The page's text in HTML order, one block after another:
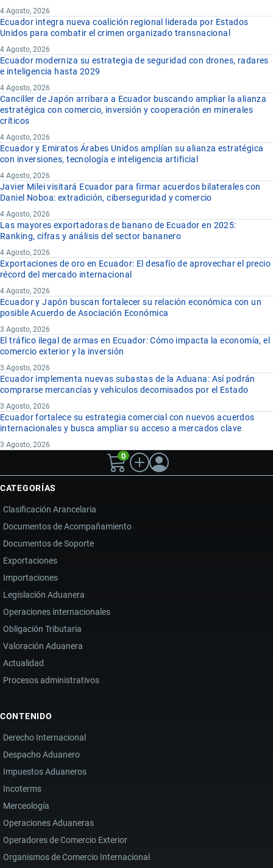
4 Agosto, 2026
Ecuador integra nueva coalición regional liderada por Estados
Unidos para combatir el crimen organizado transnacional
4 Agosto, 2026
Ecuador moderniza su estrategia de seguridad con drones, radares
e inteligencia hasta 2029
4 Agosto, 2026
Canciller de Japón arribara a Ecuador buscando ampliar la alianza
estratégica con comercio, inversión y cooperación en minerales
críticos
4 Agosto, 2026
Ecuador y Emiratos Árabes Unidos amplían su alianza estratégica
con inversiones, tecnología e inteligencia artificial
4 Agosto, 2026
Javier Milei visitará Ecuador para firmar acuerdos bilaterales con
Daniel Noboa: extradición, ciberseguridad y comercio
4 Agosto, 2026
Las mayores exportadoras de banano de Ecuador en 2025:
Ranking, cifras y análisis del sector bananero
4 Agosto, 2026
Exportaciones de oro en Ecuador: El desafío de aprovechar el precio
récord del mercado internacional
4 Agosto, 2026
Ecuador y Japón buscan fortalecer su relación económica con un
posible Acuerdo de Asociación Económica
3 Agosto, 2026
El tráfico ilegal de armas en Ecuador: Cómo impacta la economía, el
comercio exterior y la inversión
3 Agosto, 2026
Ecuador implementa nuevas subastas de la Aduana: Así podrán
comprarse mercancías y vehículos decomisados por el Estado
3 Agosto, 2026
Ecuador fortalece su estrategia comercial con nuevos acuerdos
internacionales y busca ampliar su acceso a mercados clave
3 Agosto, 2026
0
CATEGORÍAS
Clasificación Arancelaria
Documentos de Acompañamiento
Documentos de Soporte
Exportaciones
Importaciones
Legislación Aduanera
Operaciones internacionales
Obligación Tributaria
Valoración Aduanera
Actualidad
Procesos administrativos
CONTENIDO
Derecho Internacional
Despacho Aduanero
Impuestos Aduaneros
Incoterms
Merceología
Operaciones Aduaneras
Operadores de Comercio Exterior
Organismos de Comercio Internacional